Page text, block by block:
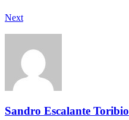
Next
Sandro Escalante Toribio